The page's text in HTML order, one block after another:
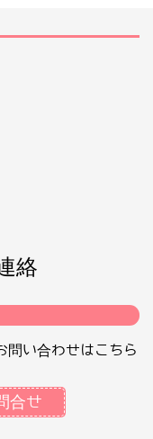
絡
問い合わせはこちら
合せ